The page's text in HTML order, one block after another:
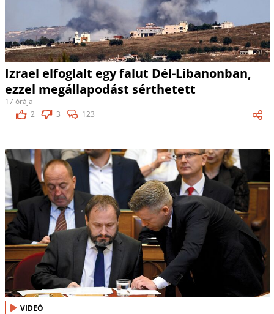
Izrael elfoglalt egy falut Dél-Libanonban,
ezzel megállapodást sérthetett
17 órája
2
3 123
VIDEÓ